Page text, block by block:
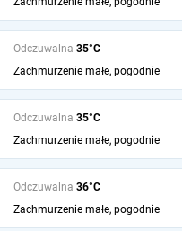
Odczuwalna 35°C
Zachmurzenie małe, pogodnie
Odczuwalna 35°C
Zachmurzenie małe, pogodnie
Odczuwalna 36°C
Zachmurzenie małe, pogodnie